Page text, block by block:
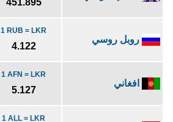
451.895
روبل روسي
1 RUB = LKR
4.122
افغاني
1 AFN = LKR
5.127
1 ALL = LKR